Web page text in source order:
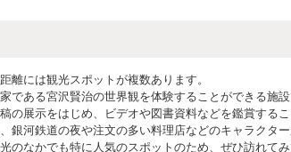
離には観光スポットが複数あります。
である宮沢賢治の世界観を体験することができる施
の展示をはじめ、ビデオや図書資料などを鑑賞するこ
銀河鉄道の夜や注文の多い料理店などのキャラクタ
のなかでも特に人気のスポットのため、ぜひ訪れて